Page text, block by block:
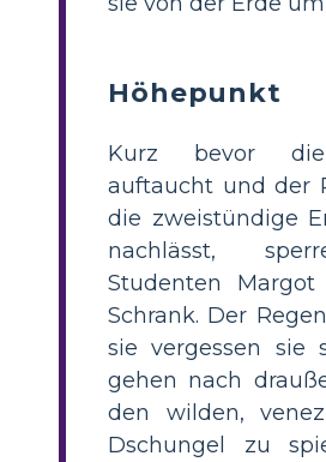
Höhepunkt
Kurz bevor
auftaucht und der
die zweistündige
nachlässt,
Studenten
Schrank. Der
sie vergessen sie
gehen nach
den wilden,
Dschungel zu